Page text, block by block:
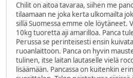
Chilit on aitoa tavaraa, siihen me
tilaamaan ne joka kerta ulkomailta
sillä Suomessa emme ole löytäneet.
10kg tuoretta aji amarilloa. Panca
Perussa se perinteisesti ensin
ruoanlaittoon. Panca on hyvin
tulinen, itse laitan lautaselle vielä
lisäämään. Pancassa on kuitenkin